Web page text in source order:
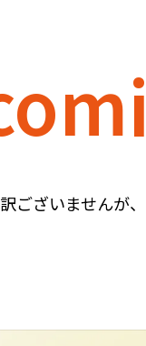
ございませんが、